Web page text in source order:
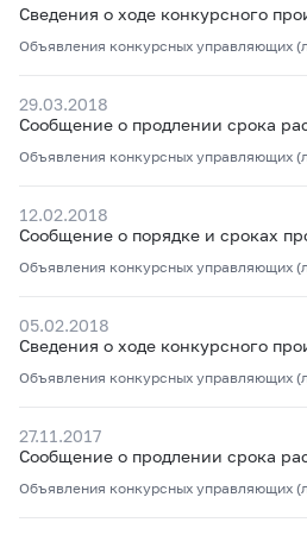
Сведения о ходе конкурсного
Объявления конкурсных управляющих
29.03.2018
Сообщение о продлении срока
Объявления конкурсных управляющих
12.02.2018
Сообщение о порядке и сроках
Объявления конкурсных управляющих
05.02.2018
Сведения о ходе конкурсного
Объявления конкурсных управляющих
27.11.2017
Сообщение о продлении срока
Объявления конкурсных управляющих